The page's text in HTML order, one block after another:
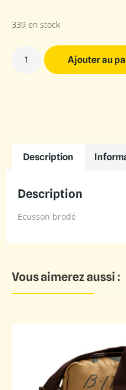
339 en stock
Ajouter au
Description
Description
Ecusson brodé
Vous aimerez aussi :